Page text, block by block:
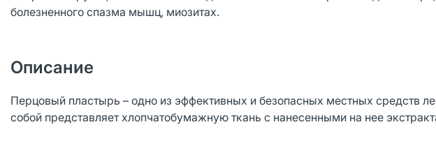
болезненного спазма мышц, миозитах.
Описание
Перцовый пластырь – одно из эффективных и безопасных местных средств
собой представляет хлопчатобумажную ткань с нанесенными на нее